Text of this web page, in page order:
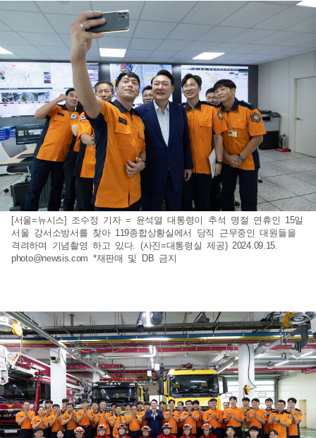
[서울=뉴시스] 조수정 기자 = 윤석열 대통령이 추석 명절 연휴인 15일
서울 강서소방서를 찾아 119종합상황실에서 당직 근무중인 대원들을
격려하며 기념촬영 하고 있다. (사진=대통령실 제공) 2024.09.15.
photo@newsis.com *재판매 및 DB 금지